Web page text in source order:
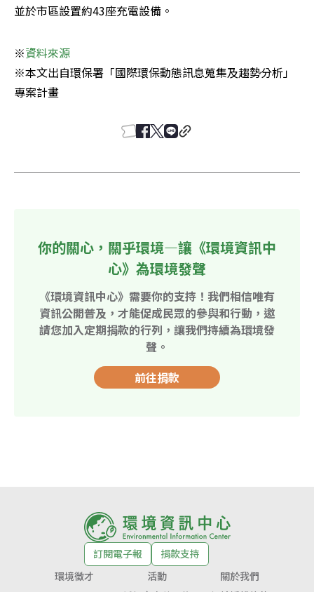
並於市區設置約43座充電設備。
※
※本文出自環保署「國際環保動態訊息蒐集及趨勢分析」
專案計畫
你的關心，關乎環境—讓《環境資訊中
心》為環境發聲
《環境資訊中心》需要你的支持！我們相信唯有
資訊公開普及，才能促成民眾的參與和行動，邀
請您加入定期捐款的行列，讓我們持續為環境發
聲。
前往捐款
訂閱電子報
捐款支持
環境徵才
活動
關於我們